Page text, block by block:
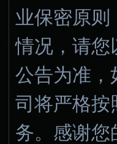
业保密原则
情况，请您
公告为准，
司将严格按
务。感谢您